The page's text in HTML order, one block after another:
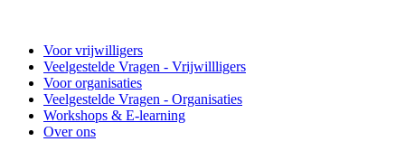
Voor vrijwilligers
Veelgestelde Vragen - Vrijwillligers
Voor organisaties
Veelgestelde Vragen - Organisaties
Workshops & E-learning
Over ons